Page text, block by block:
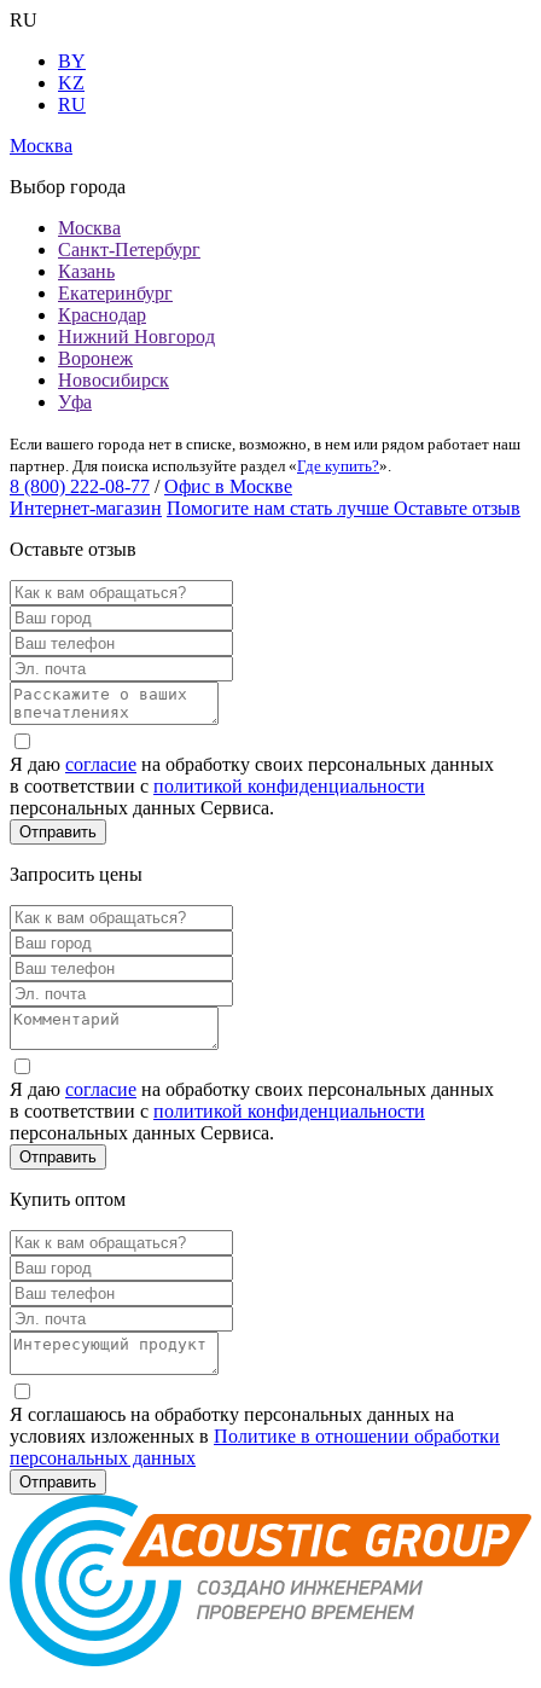
RU
BY
KZ
RU
Москва
Выбор города
Москва
Санкт-Петербург
Казань
Екатеринбург
Краснодар
Нижний Новгород
Воронеж
Новосибирск
Уфа
Если вашего города нет в списке, возможно, в нем или рядом работает наш
партнер. Для поиска используйте раздел «Где купить?».
8 (800) 222-08-77 / Офис в Москве
Интернет-магазин Помогите нам стать лучше Оставьте отзыв
Оставьте отзыв
Я даю согласие на обработку своих персональных данных
в соответствии с политикой конфиденциальности
персональных данных Сервиса.
Запросить цены
Я даю согласие на обработку своих персональных данных
в соответствии с политикой конфиденциальности
персональных данных Сервиса.
Купить оптом
Я соглашаюсь на обработку персональных данных на
условиях изложенных в Политике в отношении обработки
персональных данных